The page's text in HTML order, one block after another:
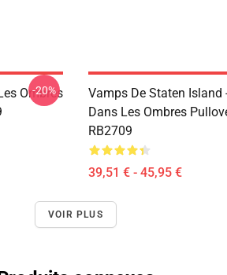
Ombres
-20%
Vamps De Staten Island
Dans Les Ombres
RB2709
39,51 € - 45,95 €
VOIR PLUS